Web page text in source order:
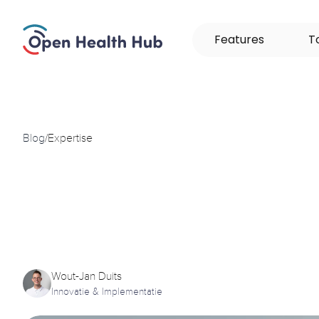
Features T
Blog/Expertise
Wout-Jan Duits
Innovatie & Implementatie